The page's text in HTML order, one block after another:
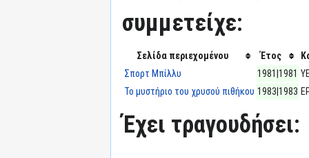
συμμετείχε:
Σελίδα περιεχομένου Έτος
Σπορτ Μπίλλυ
1981|1981
Το μυστήριο του χρυσού πιθήκου 1983|1983
Έχει τραγουδήσει: